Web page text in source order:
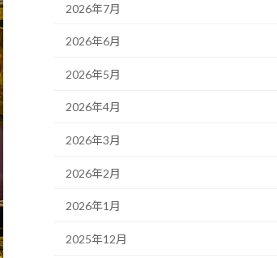
2026年7月
2026年6月
2026年5月
2026年4月
2026年3月
2026年2月
2026年1月
2025年12月